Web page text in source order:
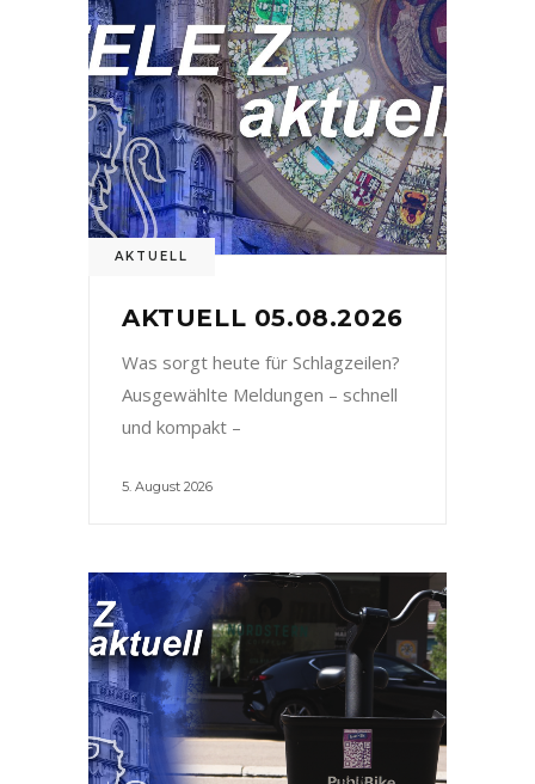
AKTUELL
AKTUELL 05.08.2026
Was sorgt heute für Schlagzeilen?
Ausgewählte Meldungen – schnell
und kompakt –
5. August 2026